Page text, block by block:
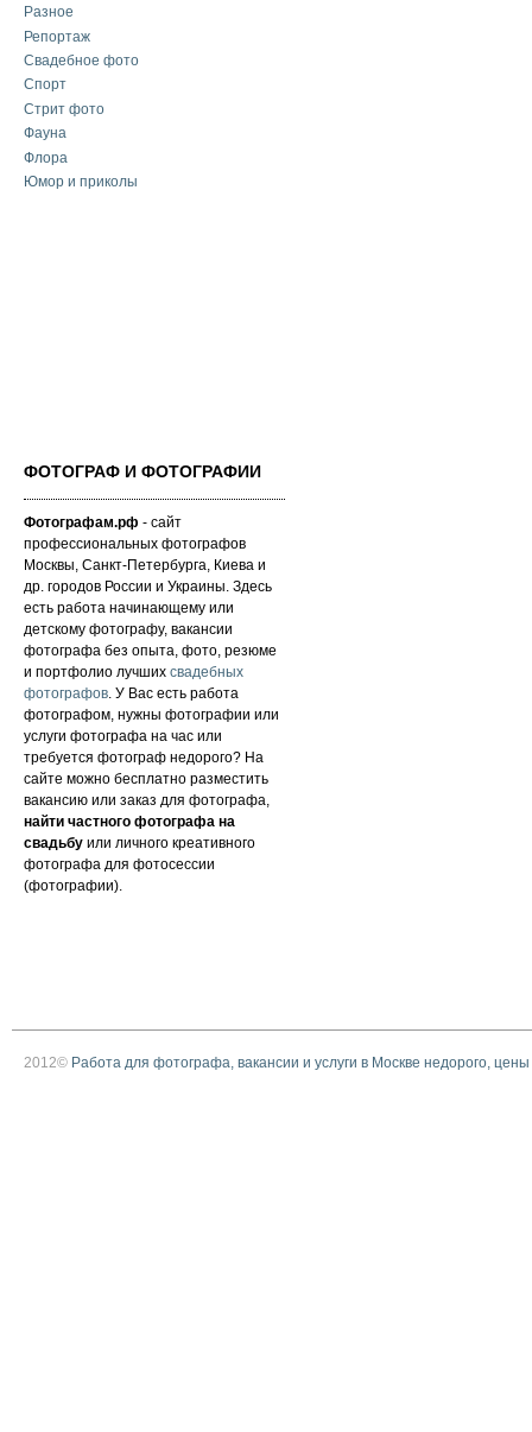
Разное
Репортаж
Свадебное фото
Спорт
Стрит фото
Фауна
Флора
Юмор и приколы
ФОТОГРАФ И ФОТОГРАФИИ
Фотографам.рф - сайт
профессиональных фотографов
Москвы, Санкт-Петербурга, Киева и
др. городов России и Украины. Здесь
есть работа начинающему или
детскому фотографу, вакансии
фотографа без опыта, фото, резюме
и портфолио лучших свадебных
фотографов. У Вас есть работа
фотографом, нужны фотографии или
услуги фотографа на час или
требуется фотограф недорого? На
сайте можно бесплатно разместить
вакансию или заказ для фотографа,
найти частного фотографа на
свадьбу или личного креативного
фотографа для фотосессии
(фотографии).
2012© Работа для фотографа, вакансии и услуги в Москве недорого, цены